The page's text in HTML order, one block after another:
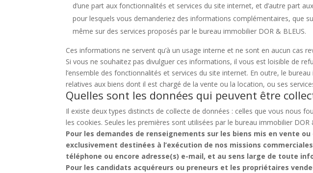
d’une part aux fonctionnalités et services du site internet, et d’autre part
pour lesquels vous demanderiez des informations complémentaires, que
même sur des services proposés par le bureau immobilier DOR & BLEUS.
Ces informations ne servent qu’à un usage interne et ne sont en aucun cas
Si vous ne souhaitez pas divulguer ces informations, il vous est loisible de
l’ensemble des fonctionnalités et services du site internet. En outre, le
relatives aux biens dont il est chargé de la vente ou la location, ou ses
Quelles sont les données qui peuvent être
Il existe deux types distincts de collecte de données : celles que vous nous
les cookies. Seules les premières sont utilisées par le bureau immobilier DOR
Pour les demandes de renseignements sur les biens mis en vente
exclusivement destinées à l’exécution de nos missions
téléphone ou encore adresse(s) e-mail, et au sens large de toute
Pour les candidats acquéreurs ou preneurs et les propriétaires